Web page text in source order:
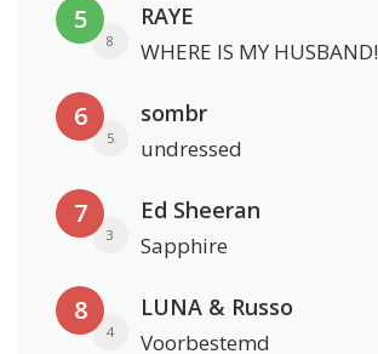
5
8
RAYE
WHERE IS MY HUSBAND!
6
5
sombr
undressed
7
3
Ed Sheeran
Sapphire
8
4
LUNA & Russo
Voorbestemd